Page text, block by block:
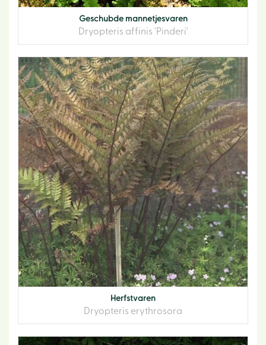
Geschubde mannetjesvaren
Dryopteris affinis 'Pinderi'
Herfstvaren
Dryopteris erythrosora